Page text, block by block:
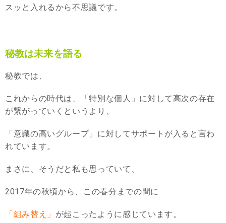
スッと入れるから不思議です。
秘教は未来を語る
秘教では、
これからの時代は、「特別な個人」に対して高次の存在
が繋がっていくというより、
「意識の高いグループ」に対してサポートが入ると言わ
れています。
まさに、そうだと私も思っていて、
2017年の秋頃から、この春分までの間に
「組み替え」 が起こったように感じています。